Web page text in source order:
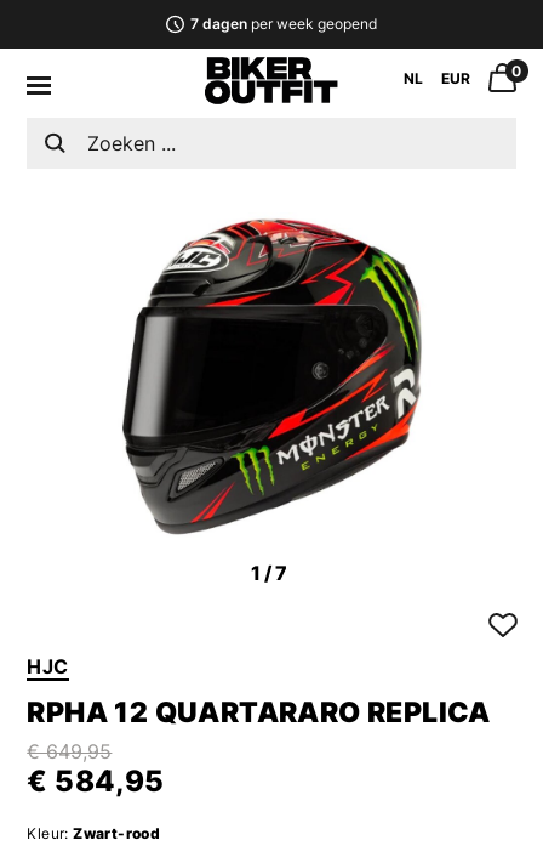
7 dagenper week geopend
NL EUR 0
1/7
HJC
RPHA 12 QUARTARARO REPLICA
€ 649,95
€ 584,95
Kleur: Zwart-rood